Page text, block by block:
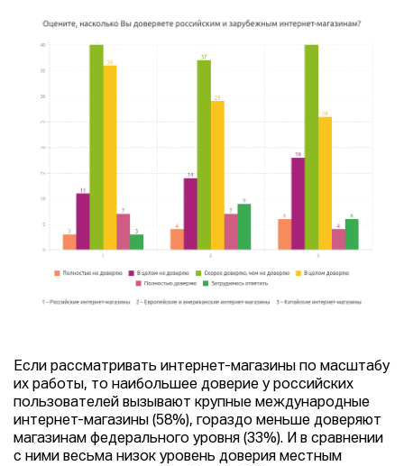
Если рассматривать интернет-магазины по масштабу
их работы, то наибольшее доверие у российских
пользователей вызывают крупные международные
интернет-магазины (58%), гораздо меньше доверяют
магазинам федерального уровня (33%). И в сравнении
с ними весьма низок уровень доверия местным